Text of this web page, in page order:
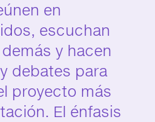
en
escuchan
y hacen
debates para
proyecto más
El énfasis